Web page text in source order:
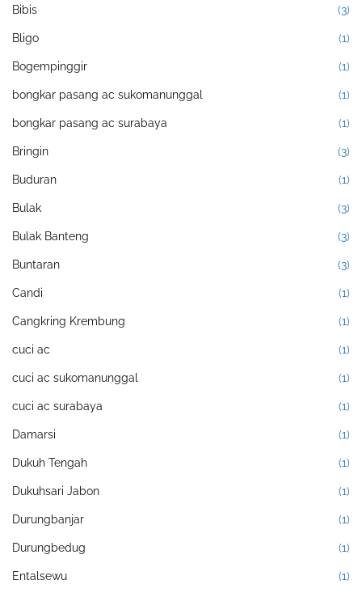
Bibis (3)
Bligo (1)
Bogempinggir (1)
bongkar pasang ac sukomanunggal (1)
bongkar pasang ac surabaya (1)
Bringin (3)
Buduran (1)
Bulak (3)
Bulak Banteng (3)
Buntaran (3)
Candi (1)
Cangkring Krembung (1)
cuci ac (1)
cuci ac sukomanunggal (1)
cuci ac surabaya (1)
Damarsi (1)
Dukuh Tengah (1)
Dukuhsari Jabon (1)
Durungbanjar (1)
Durungbedug (1)
Entalsewu (1)